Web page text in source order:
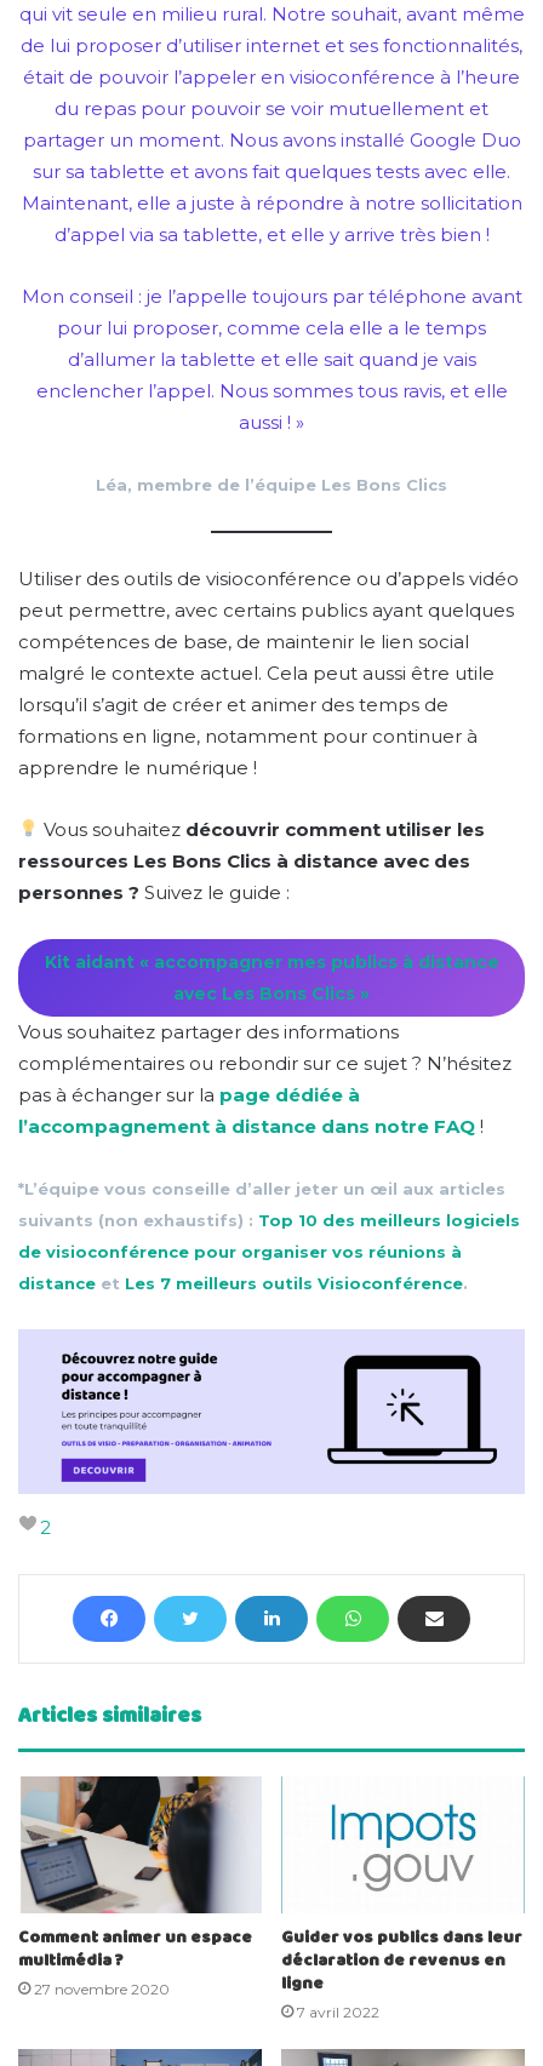
qui vit seule en milieu rural. Notre souhait, avant même
de lui proposer d’utiliser internet et ses fonctionnalités,
était de pouvoir l’appeler en visioconférence à l’heure
du repas pour pouvoir se voir mutuellement et
partager un moment. Nous avons installé Google Duo
sur sa tablette et avons fait quelques tests avec elle.
Maintenant, elle a juste à répondre à notre sollicitation
d’appel via sa tablette, et elle y arrive très bien !
Mon conseil : je l’appelle toujours par téléphone avant
pour lui proposer, comme cela elle a le temps
d’allumer la tablette et elle sait quand je vais
enclencher l’appel. Nous sommes tous ravis, et elle
aussi ! »
Léa, membre de l’équipe Les Bons Clics
Utiliser des outils de visioconférence ou d’appels vidéo
peut permettre, avec certains publics ayant quelques
compétences de base, de maintenir le lien social
malgré le contexte actuel. Cela peut aussi être utile
lorsqu’il s’agit de créer et animer des temps de
formations en ligne, notamment pour continuer à
apprendre le numérique !
Vous souhaitez découvrir comment utiliser les
ressources Les Bons Clics à distance avec des
personnes ? Suivez le guide :
Kit aidant « accompagner mes publics à distance
avec Les Bons Clics »
Vous souhaitez partager des informations
complémentaires ou rebondir sur ce sujet ? N’hésitez
pas à échanger sur la page dédiée à
l’accompagnement à distance dans notre FAQ !
*L’équipe vous conseille d’aller jeter un œil aux articles
suivants (non exhaustifs) : Top 10 des meilleurs logiciels
de visioconférence pour organiser vos réunions à
distance et Les 7 meilleurs outils Visioconférence.
2
Articles similaires
Comment animer un espace
multimédia ?
27 novembre 2020
Guider vos publics dans leur
déclaration de revenus en
ligne
7 avril 2022